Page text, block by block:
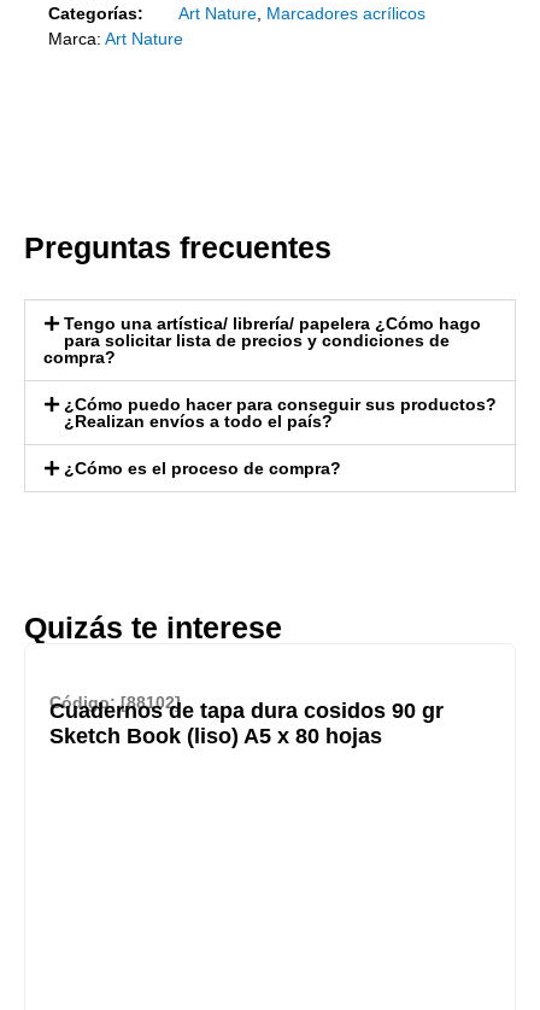
Categorías:
Art Nature Marcadores acrílicos
Marca: Art Nature
Preguntas frecuentes
Tengo una artística/ librería/ papelera ¿Cómo hago
para solicitar lista de precios y condiciones de
compra?
¿Cómo puedo hacer para conseguir sus productos?
¿Realizan envíos a todo el país?
¿Cómo es el proceso de compra?
Quizás te interese
Código: [88102]
Cuadernos de tapa dura cosidos 90 gr
Sketch Book (liso) A5 x 80 hojas